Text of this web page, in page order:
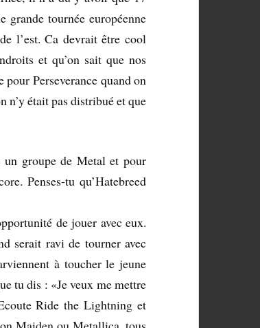
grande tournée européenne
l’est. Ca devrait être cool
et qu’on sait que nos
Perseverance quand on
n’y était pas distribué et que
groupe de Metal et pour
Penses-tu qu’Hatebreed
de jouer avec eux.
serait ravi de tourner avec
à toucher le jeune
tu dis : «Je veux me mettre
Ride the Lightning et